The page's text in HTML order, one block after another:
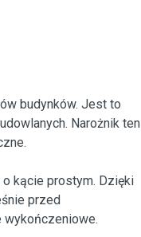
budynków. Jest to
Narożnik ten
kącie prostym. Dzięki
przed
wykończeniowe.